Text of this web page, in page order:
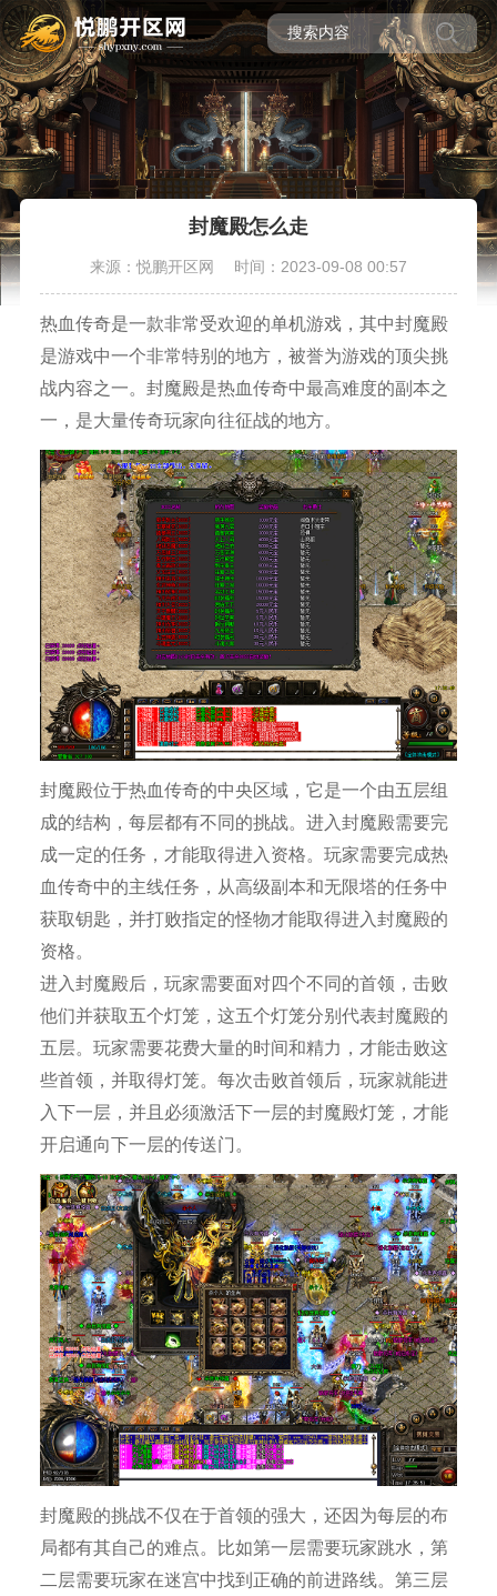
封魔殿怎么走
来源：悦鹏开区网 时间：2023-09-08 00:57
热血传奇是一款非常受欢迎的单机游戏，其中封魔殿
是游戏中一个非常特别的地方，被誉为游戏的顶尖挑
战内容之一。封魔殿是热血传奇中最高难度的副本之
一，是大量传奇玩家向往征战的地方。
封魔殿位于热血传奇的中央区域，它是一个由五层组
成的结构，每层都有不同的挑战。进入封魔殿需要完
成一定的任务，才能取得进入资格。玩家需要完成热
血传奇中的主线任务，从高级副本和无限塔的任务中
获取钥匙，并打败指定的怪物才能取得进入封魔殿的
资格。
进入封魔殿后，玩家需要面对四个不同的首领，击败
他们并获取五个灯笼，这五个灯笼分别代表封魔殿的
五层。玩家需要花费大量的时间和精力，才能击败这
些首领，并取得灯笼。每次击败首领后，玩家就能进
入下一层，并且必须激活下一层的封魔殿灯笼，才能
开启通向下一层的传送门。
封魔殿的挑战不仅在于首领的强大，还因为每层的布
局都有其自己的难点。比如第一层需要玩家跳水，第
二层需要玩家在迷宫中找到正确的前进路线。第三层